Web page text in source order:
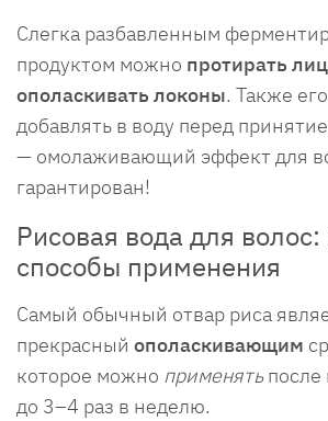
Слегка разбавленным
продуктом можно протирать
ополаскивать локоны. Также
добавлять в воду перед
— омолаживающий эффект для
гарантирован!
Рисовая вода для
способы применения
Самый обычный отвар риса
прекрасный ополаскивающим
которое можно применятьпосле
до 3–4 раз в неделю.